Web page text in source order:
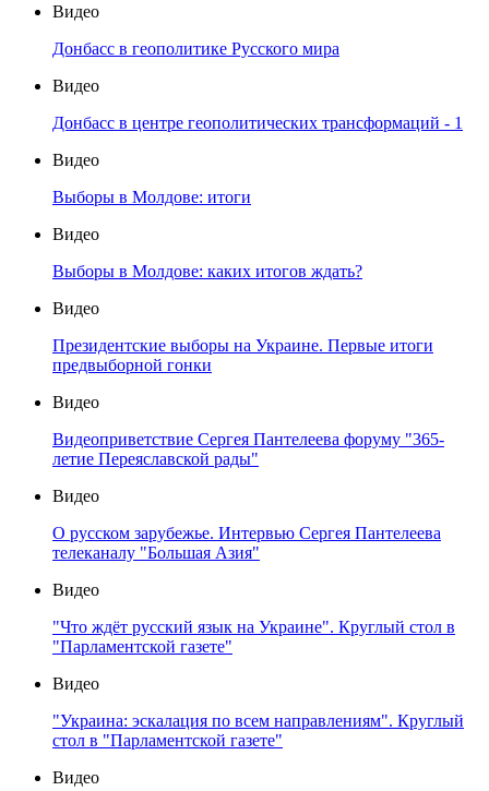
Видео
Донбасс в геополитике Русского мира
Видео
Донбасс в центре геополитических трансформаций - 1
Видео
Выборы в Молдове: итоги
Видео
Выборы в Молдове: каких итогов ждать?
Видео
Президентские выборы на Украине. Первые итоги
предвыборной гонки
Видео
Видеоприветствие Сергея Пантелеева форуму "365-
летие Переяславской рады"
Видео
О русском зарубежье. Интервью Сергея Пантелеева
телеканалу "Большая Азия"
Видео
"Что ждёт русский язык на Украине". Круглый стол в
"Парламентской газете"
Видео
"Украина: эскалация по всем направлениям". Круглый
стол в "Парламентской газете"
Видео